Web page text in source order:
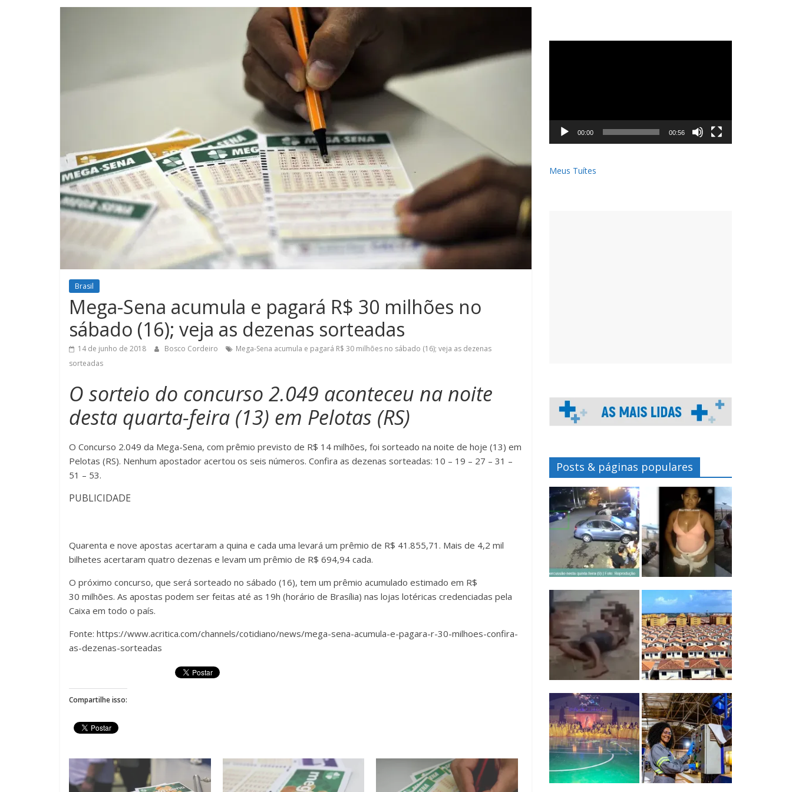
Brasil
Mega-Sena acumula e pagará R$ 30 milhões no
sábado (16); veja as dezenas sorteadas
14 de junho de 2018 Bosco Cordeiro
Mega-Sena acumula e pagará R$ 30 milhões no sábado (16); veja as dezenas
sorteadas
O sorteio do concurso 2.049 aconteceu na noite
desta quarta-feira (13) em Pelotas (RS)
O Concurso 2.049 da Mega-Sena, com prêmio previsto de R$ 14 milhões, foi sorteado na noite de hoje (13) em
Pelotas (RS). Nenhum apostador acertou os seis números. Confira as dezenas sorteadas: 10 – 19 – 27 – 31 –
51 – 53.
PUBLICIDADE
Quarenta e nove apostas acertaram a quina e cada uma levará um prêmio de R$ 41.855,71. Mais de 4,2 mil
bilhetes acertaram quatro dezenas e levam um prêmio de R$ 694,94 cada.
O próximo concurso, que será sorteado no sábado (16), tem um prêmio acumulado estimado em R$
30 milhões. As apostas podem ser feitas até as 19h (horário de Brasília) nas lojas lotéricas credenciadas pela
Caixa em todo o país.
Fonte: https://www.acritica.com/channels/cotidiano/news/mega-sena-acumula-e-pagara-r-30-milhoes-confira-
as-dezenas-sorteadas
Compartilhe isso:
00:00 00:56
Meus Tuítes
Posts & páginas populares